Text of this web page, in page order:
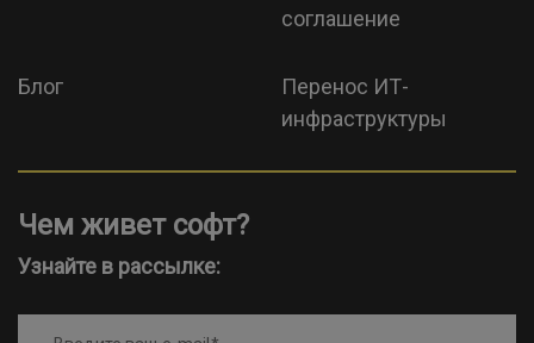
соглашение
Блог
Перенос ИТ-
инфраструктуры
Чем живет софт?
Узнайте в рассылке: